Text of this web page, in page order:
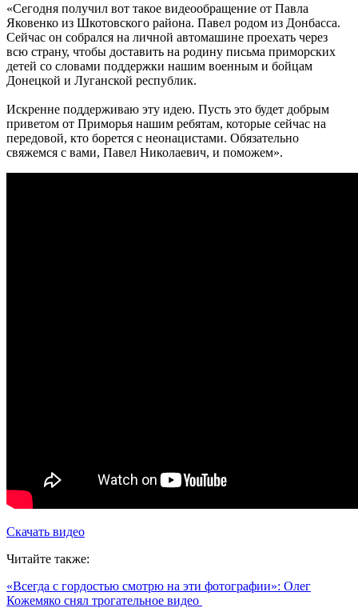
«Сегодня получил вот такое видеообращение от Павла
Яковенко из Шкотовского района. Павел родом из Донбасса.
Сейчас он собрался на личной автомашине проехать через
всю страну, чтобы доставить на родину письма приморских
детей со словами поддержки нашим военным и бойцам
Донецкой и Луганской республик.
Искренне поддерживаю эту идею. Пусть это будет добрым
приветом от Приморья нашим ребятам, которые сейчас на
передовой, кто борется с неонацистами. Обязательно
свяжемся с вами, Павел Николаевич, и поможем».
Скачать видео
Читайте также:
«Всегда с гордостью смотрю на эти фотографии»: Олег
Кожемяко снял трогательное видео